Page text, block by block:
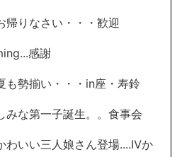
帰りなさい・・・歓迎
感謝
も勢揃い・・・in座・寿鈴
みな第一子誕生。。食事会
わいい三人娘さん登場....Ⅳか